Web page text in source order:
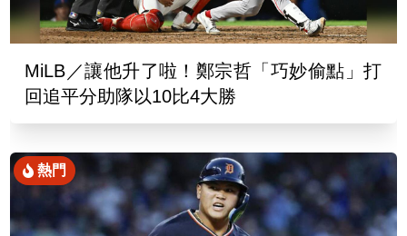
MiLB／讓他升了啦！鄭宗哲「巧妙偷點」打
回追平分助隊以10比4大勝
熱門